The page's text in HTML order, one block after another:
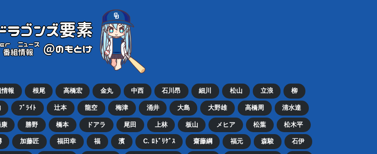
情報 根尾 高橋宏 金丸 中西 石川昂 細川 松山 立浪 柳
ﾌﾞﾗｲﾄ 辻本 龍空 梅津 涌井 大島 大野雄 高橋周 清水達
勝野 橋本 ドアラ 尾田 上林 板山 メヒア 松葉 松木平
加藤匠 福田幸 福 濱 C. ﾛﾄﾞﾘｹﾞｽ 齋藤綱 福元 森駿 石伊